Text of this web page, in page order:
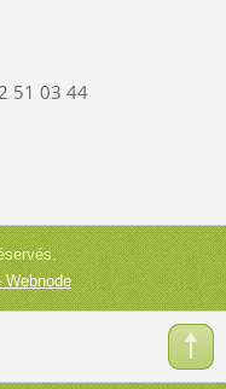
51 03 44